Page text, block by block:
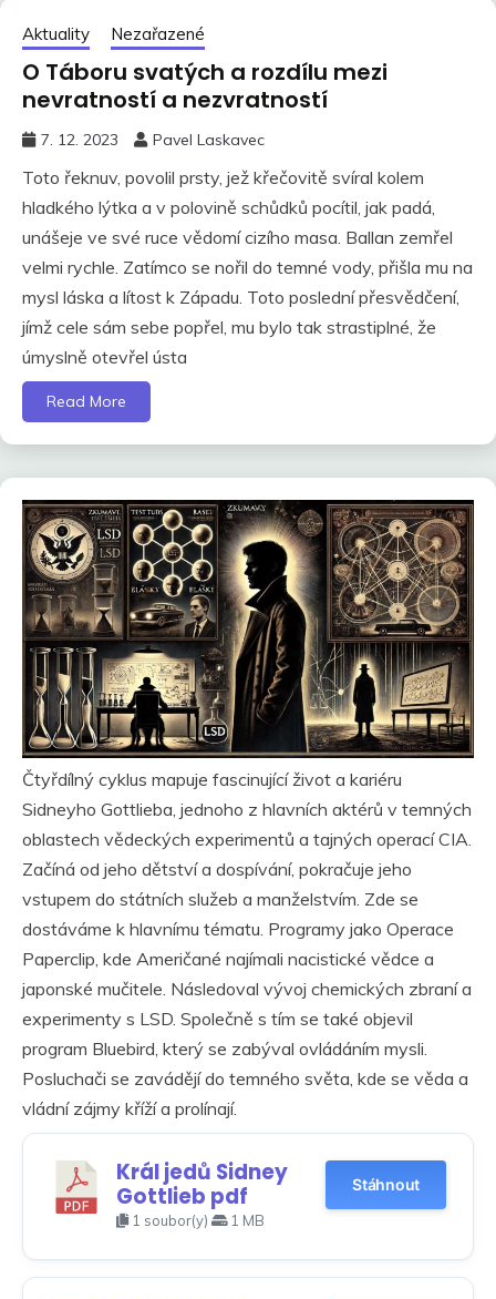
Aktuality Nezařazené
O Táboru svatých a rozdílu mezi
nevratností a nezvratností
7. 12. 2023 Pavel Laskavec
Toto řeknuv, povolil prsty, jež křečovitě svíral kolem
hladkého lýtka a v polovině schůdků pocítil, jak padá,
unášeje ve své ruce vědomí cizího masa. Ballan zemřel
velmi rychle. Zatímco se nořil do temné vody, přišla mu na
mysl láska a lítost k Západu. Toto poslední přesvědčení,
jímž cele sám sebe popřel, mu bylo tak strastiplné, že
úmyslně otevřel ústa
Read More
Čtyřdílný cyklus mapuje fascinující život a kariéru
Sidneyho Gottlieba, jednoho z hlavních aktérů v temných
oblastech vědeckých experimentů a tajných operací CIA.
Začíná od jeho dětství a dospívání, pokračuje jeho
vstupem do státních služeb a manželstvím. Zde se
dostáváme k hlavnímu tématu. Programy jako Operace
Paperclip, kde Američané najímali nacistické vědce a
japonské mučitele. Následoval vývoj chemických zbraní a
experimenty s LSD. Společně s tím se také objevil
program Bluebird, který se zabýval ovládáním mysli.
Posluchači se zavádějí do temného světa, kde se věda a
vládní zájmy kříží a prolínají.
Král jedů Sidney
Gottlieb pdf
1 soubor(y) 1 MB
Stáhnout